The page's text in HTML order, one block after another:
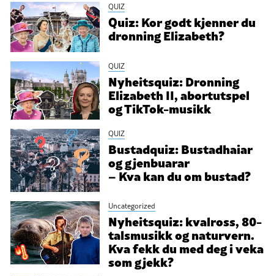
QUIZ
Quiz: Kor godt kjenner du
dronning Elizabeth?
QUIZ
Nyheitsquiz: Dronning
Elizabeth II, abortutspel
og TikTok-musikk
QUIZ
Bustadquiz: Bustadhaiar
og gjenbuarar
– Kva kan du om bustad?
Uncategorized
Nyheitsquiz: kvalross, 80-
talsmusikk og naturvern.
Kva fekk du med deg i veka
som gjekk?